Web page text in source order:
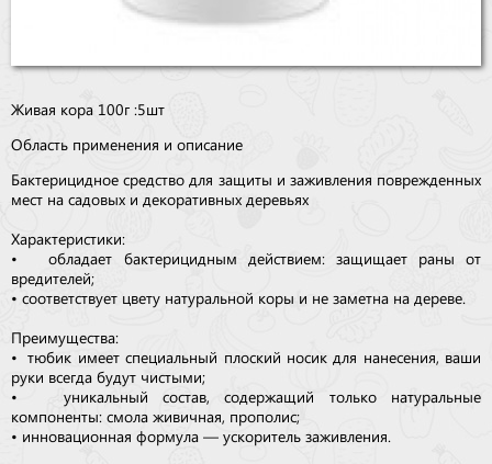
Живая кора 100г :5шт
Область применения и описание
Бактерицидное средство для защиты и заживления поврежденных
мест на садовых и декоративных деревьях
Характеристики:
• обладает бактерицидным действием: защищает раны от
вредителей;
• соответствует цвету натуральной коры и не заметна на дереве.
Преимущества:
• тюбик имеет специальный плоский носик для нанесения, ваши
руки всегда будут чистыми;
• уникальный состав, содержащий только натуральные
компоненты: смола живичная, прополис;
• инновационная формула — ускоритель заживления.